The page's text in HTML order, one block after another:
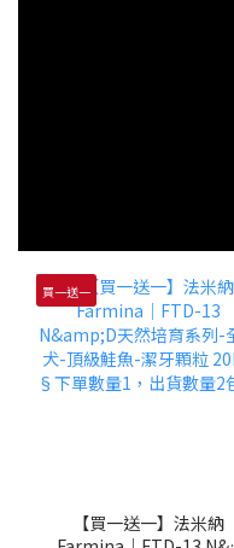
買一送一
【買一送一】法米納